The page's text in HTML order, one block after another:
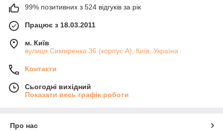
99% позитивних з 524 відгуків за рік
Працює з 18.03.2011
м. Київ
вулиця Симиренка 36 (корпус А), Київ, Україна
Контакти
Сьогодні вихідний
Показати весь графік роботи
Про нас